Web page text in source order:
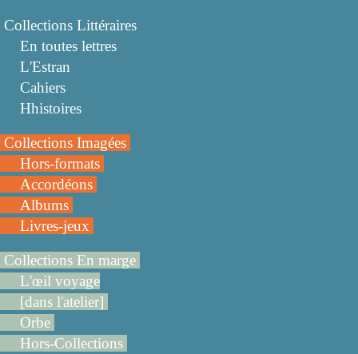
Collections Littéraires
En toutes lettres
L'Estran
Cahiers
Hhistoires
Collections Imagées
Hors-formats
Accordéons
Albums
Livres-jeux
Collections En marge
L'œil voyage
[dans l'atelier]
Orbe
Hors-Collections